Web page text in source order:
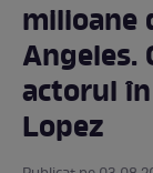
milioane
Angeles.
actorul
Lopez